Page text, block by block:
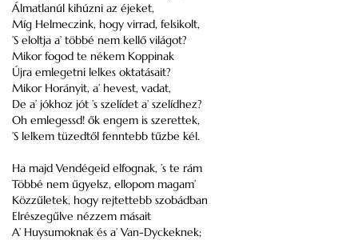
Álmatlanúl kihúzni az éjeket,
Míg Helmeczink, hogy virrad, felsikolt,
’S eloltja a’ többé nem kellő világot?
Mikor fogod te nékem Koppinak
Újra emlegetni lelkes oktatásait?
Mikor Horányit, a’ hevest, vadat,
De a’ jókhoz jót ’s szelídet a’ szelídhez?
Oh emlegessd! ők engem is szerettek,
’S lelkem tüzedtől fenntebb tűzbe kél.
Ha majd Vendégeid elfognak, ’s te rám
Többé nem űgyelsz, ellopom magam’
Közzűletek, hogy rejtettebb szobádban
Elrészegűlve nézzem másait
A’ Huysumoknak és a’ Van-Dyckeknek;